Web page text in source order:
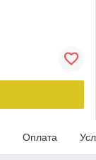
Оплата